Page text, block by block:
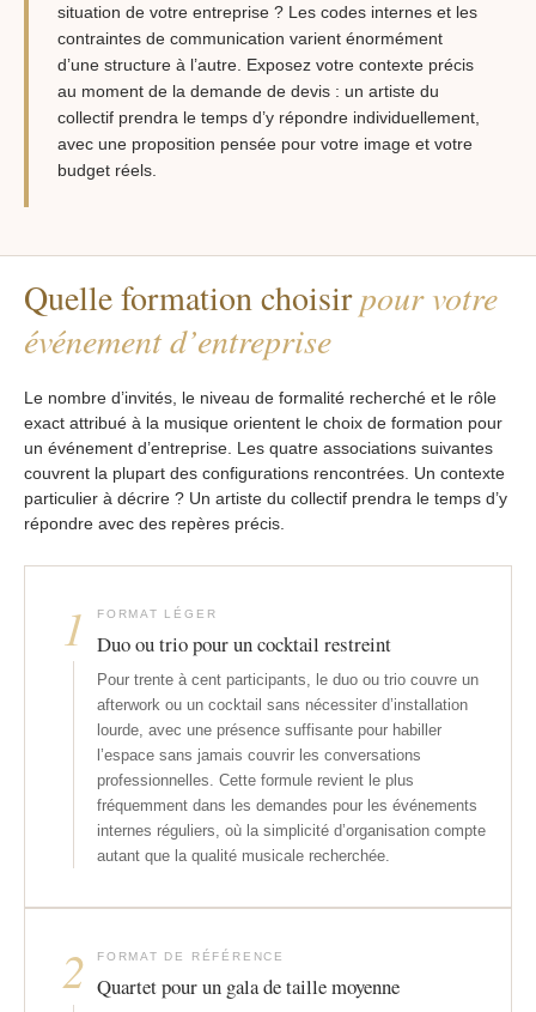
situation de votre entreprise ? Les codes internes et les
contraintes de communication varient énormément
d’une structure à l’autre. Exposez votre contexte précis
au moment de la demande de devis : un artiste du
collectif prendra le temps d’y répondre individuellement,
avec une proposition pensée pour votre image et votre
budget réels.
Quelle formation choisirpour votre
événement d’entreprise
Le nombre d’invités, le niveau de formalité recherché et le rôle
exact attribué à la musique orientent le choix de formation pour
un événement d’entreprise. Les quatre associations suivantes
couvrent la plupart des configurations rencontrées. Un contexte
particulier à décrire ? Un artiste du collectif prendra le temps d’y
répondre avec des repères précis.
1 FORMAT LÉGER
Duo ou trio pour un cocktail restreint
Pour trente à cent participants, le duo ou trio couvre un
afterwork ou un cocktail sans nécessiter d’installation
lourde, avec une présence suffisante pour habiller
l’espace sans jamais couvrir les conversations
professionnelles. Cette formule revient le plus
fréquemment dans les demandes pour les événements
internes réguliers, où la simplicité d’organisation compte
autant que la qualité musicale recherchée.
2 FORMAT DE RÉFÉRENCE
Quartet pour un gala de taille moyenne